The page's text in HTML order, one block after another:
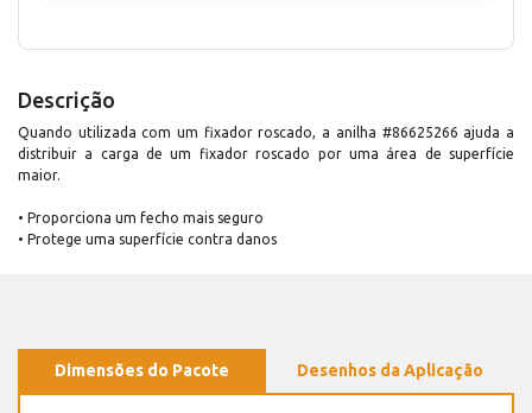
Descrição
Quando utilizada com um fixador roscado, a anilha #86625266 ajuda a
distribuir a carga de um fixador roscado por uma área de superfície
maior.
• Proporciona um fecho mais seguro
• Protege uma superfície contra danos
Dimensões do Pacote Desenhos da Aplicação